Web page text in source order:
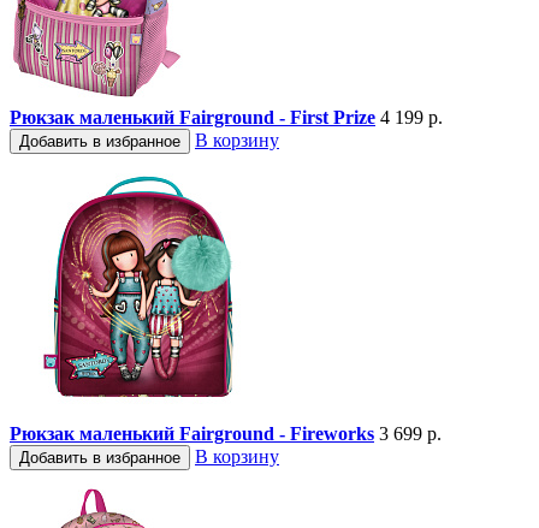
Рюкзак маленький Fairground - First Prize 4 199 р.
Добавить в избранное В корзину
Рюкзак маленький Fairground - Fireworks 3 699 р.
Добавить в избранное В корзину